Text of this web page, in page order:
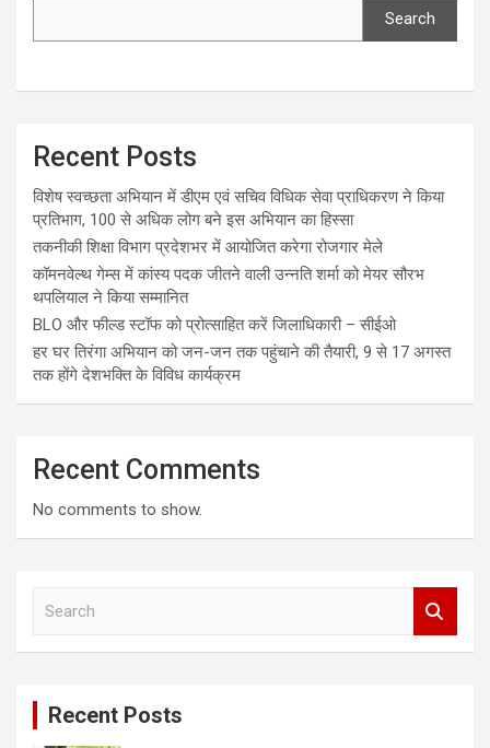
Search
Recent Posts
विशेष स्वच्छता अभियान में डीएम एवं सचिव विधिक सेवा प्राधिकरण ने किया
प्रतिभाग, 100 से अधिक लोग बने इस अभियान का हिस्सा
तकनीकी शिक्षा विभाग प्रदेशभर में आयोजित करेगा रोजगार मेले
कॉमनवेल्थ गेम्स में कांस्य पदक जीतने वाली उन्नति शर्मा को मेयर सौरभ
थपलियाल ने किया सम्मानित
BLO और फील्ड स्टॉफ को प्रोत्साहित करें जिलाधिकारी – सीईओ
हर घर तिरंगा अभियान को जन-जन तक पहुंचाने की तैयारी, 9 से 17 अगस्त
तक होंगे देशभक्ति के विविध कार्यक्रम
Recent Comments
No comments to show.
Recent Posts